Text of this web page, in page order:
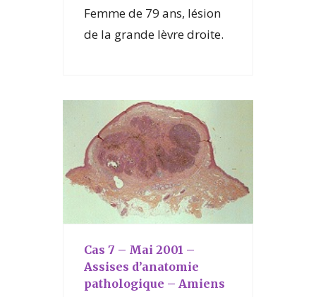
Femme de 79 ans, lésion
de la grande lèvre droite.
Cas 7 – Mai 2001 –
Assises d’anatomie
pathologique – Amiens